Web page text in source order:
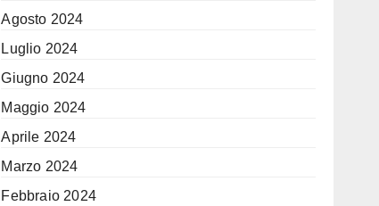
Agosto 2024
Luglio 2024
Giugno 2024
Maggio 2024
Aprile 2024
Marzo 2024
Febbraio 2024